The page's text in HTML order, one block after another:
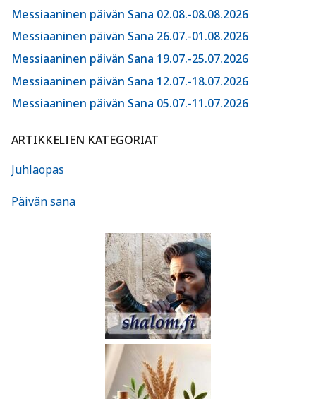
Messiaaninen päivän Sana 02.08.-08.08.2026
Messiaaninen päivän Sana 26.07.-01.08.2026
Messiaaninen päivän Sana 19.07.-25.07.2026
Messiaaninen päivän Sana 12.07.-18.07.2026
Messiaaninen päivän Sana 05.07.-11.07.2026
ARTIKKELIEN KATEGORIAT
Juhlaopas
Päivän sana